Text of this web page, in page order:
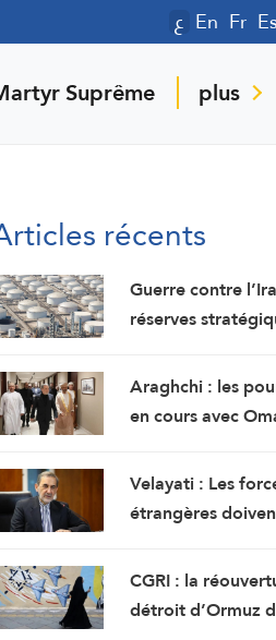
ع En Fr Es
Suprême plus
récents
Guerre contre
réserves
à leur plus bas
1983
Araghchi : les
en cours avec
Velayati : Les
étrangères
CGRI : la
détroit d’Ormuz